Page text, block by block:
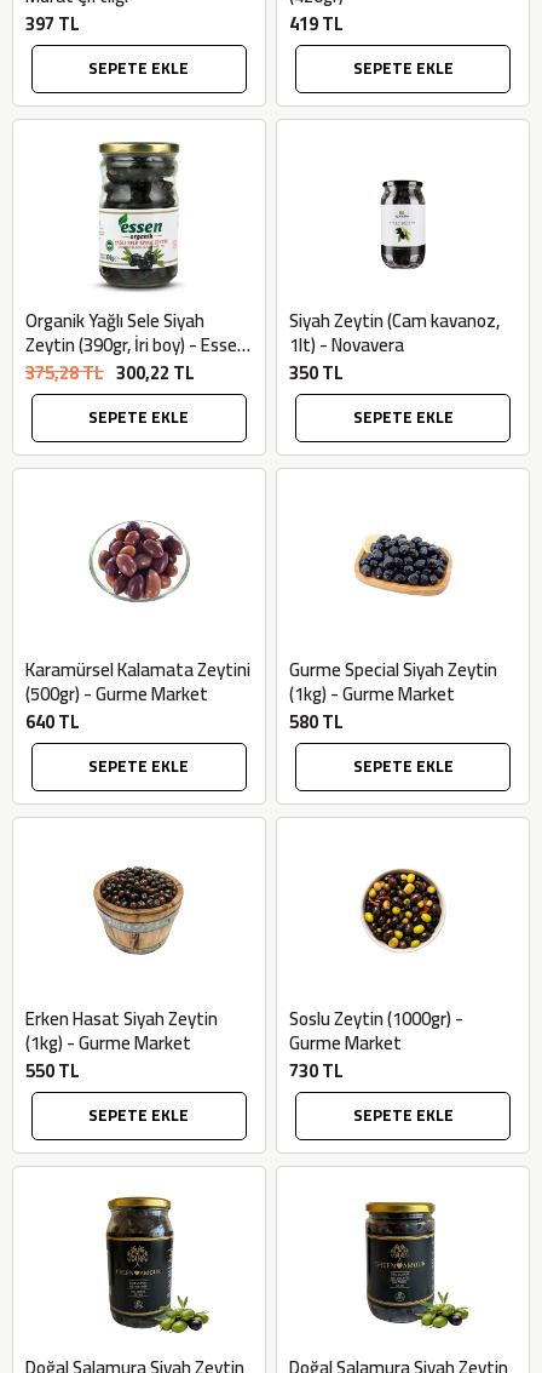
397 TL
SEPETE EKLE
419 TL
SEPETE EKLE
Organik Yağlı Sele Siyah
Zeytin (390gr, İri boy) - Essen
Organik
375,28 TL 300,22 TL
SEPETE EKLE
Siyah Zeytin (Cam kavanoz,
1lt) - Novavera
350 TL
SEPETE EKLE
Karamürsel Kalamata Zeytini
(500gr) - Gurme Market
640 TL
SEPETE EKLE
Gurme Special Siyah Zeytin
(1kg) - Gurme Market
580 TL
SEPETE EKLE
Erken Hasat Siyah Zeytin
(1kg) - Gurme Market
550 TL
SEPETE EKLE
Soslu Zeytin (1000gr) -
Gurme Market
730 TL
SEPETE EKLE